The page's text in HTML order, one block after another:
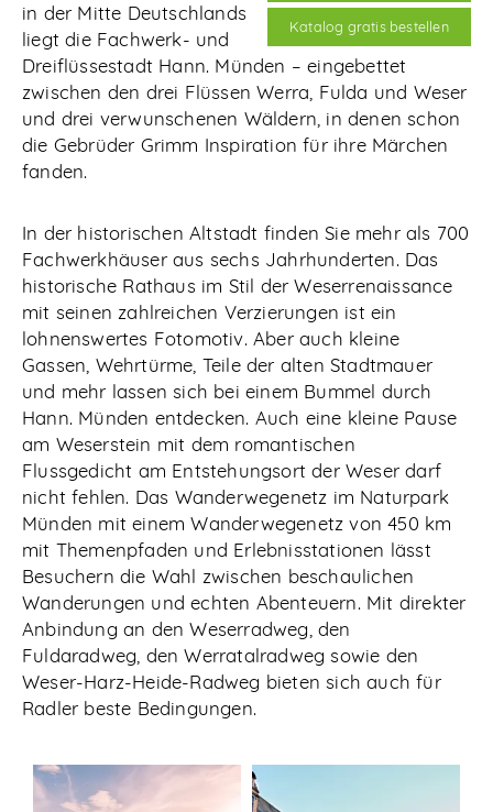
Katalog gratis bestellen
in der Mitte Deutschlands
liegt die Fachwerk- und
Dreiflüssestadt Hann. Münden – eingebettet
zwischen den drei Flüssen Werra, Fulda und Weser
und drei verwunschenen Wäldern, in denen schon
die Gebrüder Grimm Inspiration für ihre Märchen
fanden.
In der historischen Altstadt finden Sie mehr als 700
Fachwerkhäuser aus sechs Jahrhunderten. Das
historische Rathaus im Stil der Weserrenaissance
mit seinen zahlreichen Verzierungen ist ein
lohnenswertes Fotomotiv. Aber auch kleine
Gassen, Wehrtürme, Teile der alten Stadtmauer
und mehr lassen sich bei einem Bummel durch
Hann. Münden entdecken. Auch eine kleine Pause
am Weserstein mit dem romantischen
Flussgedicht am Entstehungsort der Weser darf
nicht fehlen. Das Wanderwegenetz im Naturpark
Münden mit einem Wanderwegenetz von 450 km
mit Themenpfaden und Erlebnisstationen lässt
Besuchern die Wahl zwischen beschaulichen
Wanderungen und echten Abenteuern. Mit direkter
Anbindung an den Weserradweg, den
Fuldaradweg, den Werratalradweg sowie den
Weser-Harz-Heide-Radweg bieten sich auch für
Radler beste Bedingungen.